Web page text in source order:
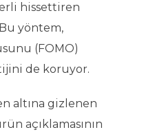
hissettiren
yöntem,
(FOMO)
de koruyor.
altına gizlenen
açıklamasının